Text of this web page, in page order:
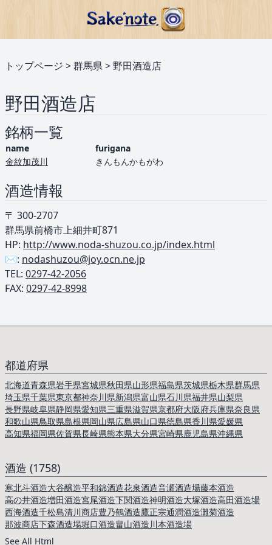
トップページ >群馬県> 野田酒造店
野田酒造店
銘柄一覧
name
furigana
金紋加茂川
きんもんかもがわ
酒造情報
〒 300-2707
群馬県前橋市上細井町871
HP: http://www.noda-shuzou.co.jp/index.html
✉️: nodashuzou@joy.ocn.ne.jp
TEL: ︎ 0297-42-2056
FAX: 0297-42-8998
都道府県
北海道青森県岩手県宮城県秋田県山形県福島県茨城県栃木県群馬県
埼玉県千葉県東京都神奈川県新潟県富山県石川県福井県山梨県
長野県岐阜県静岡県愛知県三重県滋賀県京都府大阪府兵庫県奈良県
和歌山県鳥取県島根県岡山県広島県山口県徳島県香川県愛媛県
高知県福岡県佐賀県長崎県熊本県大分県宮崎県鹿児島県沖縄県
酒造 (1758)
寒北斗酒造大谷醸造平和錦酒造花泉酒造音瀬酒造場藤本酒造
高の井酒造増田酒造宮尾酒造下関酒造神明酒造大塚酒造高田酒造場
西海酒造千松島清川商店豊乃鶴酒造鷹正宗通潤酒造灘菊酒造
那波商店下森酒造場堀口酒造畠山酒造川本酒造場
See All Html